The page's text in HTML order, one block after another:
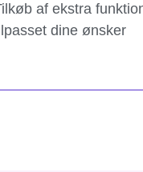
af ekstra
dine ønsker​